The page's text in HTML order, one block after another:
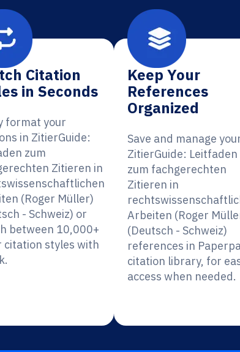
Citation
in Seconds
format your
in ZitierGuide:
zum
Zitieren in
(Roger Müller)
- Schweiz) or
between 10,000+
citation styles with
Keep Your
References
Organized
Save and manage
ZitierGuide: Leitfaden
zum fachgerechten
Zitieren in
Arbeiten (Roger
(Deutsch - Schweiz)
references in
citation library, for
access when needed.